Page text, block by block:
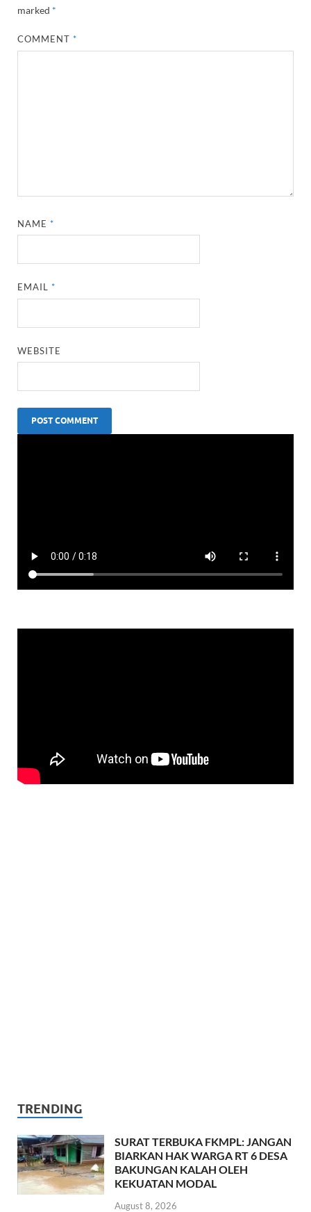
marked *
COMMENT*
NAME*
EMAIL*
WEBSITE
TRENDING
SURAT TERBUKA FKMPL: JANGAN
BIARKAN HAK WARGA RT 6 DESA
BAKUNGAN KALAH OLEH
KEKUATAN MODAL
August 8, 2026